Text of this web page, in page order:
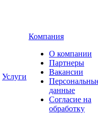
Услуги
Компания
О компании
Партнеры
Вакансии
данные
Согласие на
обработку